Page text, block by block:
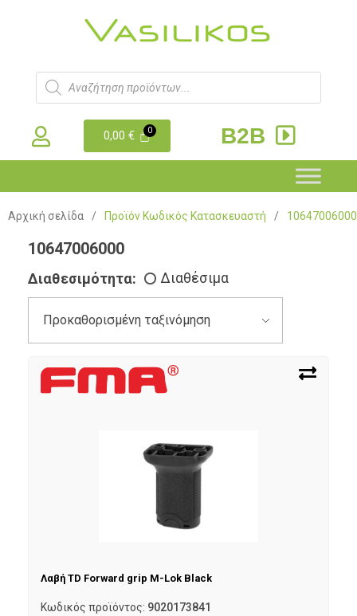
0,00€ B2B
Αρχική σελίδα / Προϊόν Κωδικός Κατασκευαστή / 10647006000
10647006000
Διαθεσιμότητα: Διαθέσιμα
Λαβή TD Forward grip M-Lok Black
Κωδικός προϊόντος: 9020173841